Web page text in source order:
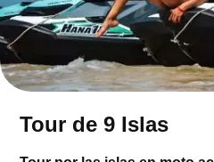
Tour de 9 Islas